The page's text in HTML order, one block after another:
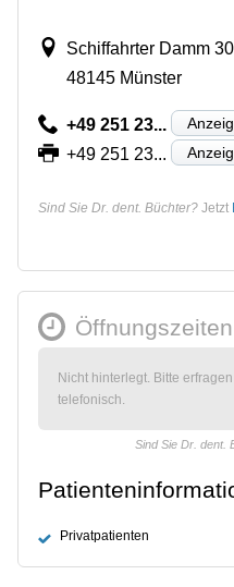
Schiffahrter Damm 30
48145 Münster
+49 251 23...
+49 251 23...
Sind Sie Dr. dent. Büchter? Jetzt
Öffnungszeiten
Nicht hinterlegt. Bitte
telefonisch.
Sind Sie Dr. dent.
Privatpatienten